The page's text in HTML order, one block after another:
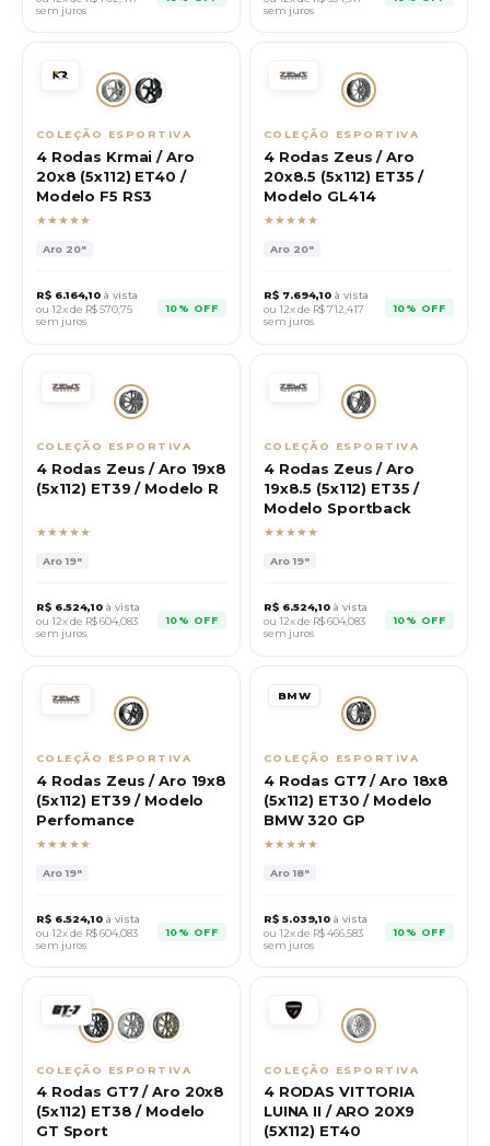
sem juros
sem juros
COLEÇÃO ESPORTIVA
4 Rodas Krmai / Aro
20x8 (5x112) ET40 /
Modelo F5 RS3
★★★★★
Aro 20"
R$ 6.164,10 à vista
ou 12x de R$570,75
sem juros
10% OFF
COLEÇÃO ESPORTIVA
4 Rodas Zeus / Aro
20x8.5 (5x112) ET35 /
Modelo GL414
★★★★★
Aro 20"
R$ 7.694,10 à vista
ou 12x de R$712,417
sem juros
10% OFF
COLEÇÃO ESPORTIVA
4 Rodas Zeus / Aro 19x8
(5x112) ET39 / Modelo R
★★★★★
Aro19"
R$ 6.524,10 à vista
ou 12x de R$604,083
sem juros
10% OFF
COLEÇÃO ESPORTIVA
4 Rodas Zeus / Aro
19x8.5 (5x112) ET35 /
Modelo Sportback
★★★★★
Aro19"
R$ 6.524,10 à vista
ou 12x de R$604,083
sem juros
10% OFF
COLEÇÃO ESPORTIVA
4 Rodas Zeus / Aro 19x8
(5x112) ET39 / Modelo
Perfomance
★★★★★
Aro19"
R$ 6.524,10 à vista
ou 12x de R$604,083
sem juros
10% OFF
BMW
COLEÇÃO ESPORTIVA
4 Rodas GT7 / Aro 18x8
(5x112) ET30 / Modelo
BMW 320 GP
★★★★★
Aro18"
R$ 5.039,10 à vista
ou 12x de R$466,583
sem juros
10% OFF
COLEÇÃO ESPORTIVA
4 Rodas GT7 / Aro 20x8
(5x112) ET38 / Modelo
GT Sport
COLEÇÃO ESPORTIVA
4 RODAS VITTORIA
LUINA II / ARO 20X9
(5X112) ET40